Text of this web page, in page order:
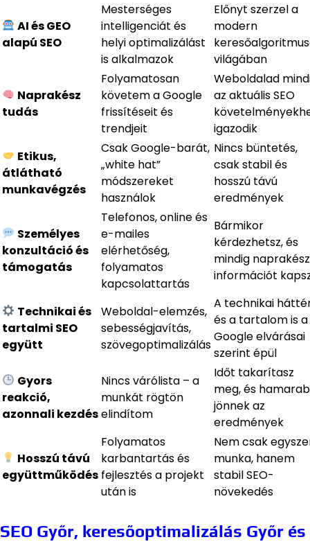
AI és GEO
alapú SEO
Mesterséges
intelligenciát és
helyi optimalizálást
is alkalmazok
Előnyt szerzel a
modern
világában
Naprakész
tudás
Folyamatosan
követem a Google
frissítéseit és
trendjeit
Weboldalad
az aktuális SEO
igazodik
Etikus,
átlátható
munkavégzés
Csak Google-barát,
„white hat”
módszereket
használok
Nincs büntetés,
csak stabil és
hosszú távú
eredmények
Személyes
konzultáció és
támogatás
Telefonos, online és
e-mailes
elérhetőség,
folyamatos
kapcsolattartás
Bármikor
kérdezhetsz, és
mindig naprakész
információt
Technikai és
tartalmi SEO
együtt
Weboldal-elemzés,
sebességjavítás,
szövegoptimalizálás
A technikai
és a tartalom is a
Google elvárásai
szerint épül
Gyors
reakció,
azonnali kezdés
Nincs várólista – a
munkát rögtön
elindítom
Időt takarítasz
meg, és
jönnek az
eredmények
Hosszú távú
együttműködés
Folyamatos
karbantartás és
fejlesztés a projekt
után is
Nem csak
munka, hanem
stabil SEO-
növekedés
SEO Győr, keresőoptimalizálás Győr és